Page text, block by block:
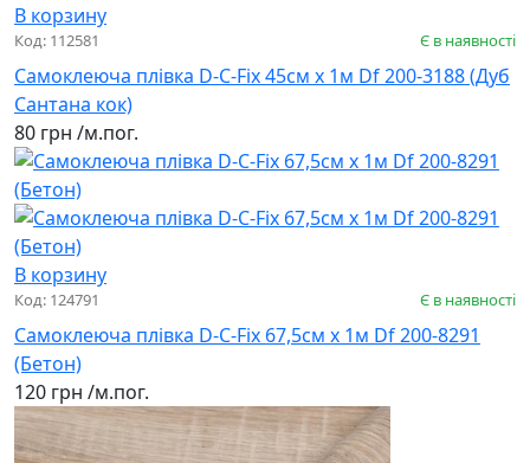
В корзину
Код: 112581 Є в наявності
Самоклеюча плівка D-C-Fix 45см х 1м Df 200-3188 (Дуб
Сантана кок)
80 грн /м.пог.
В корзину
Код: 124791 Є в наявності
Самоклеюча плівка D-C-Fix 67,5см х 1м Df 200-8291
(Бетон)
120 грн /м.пог.